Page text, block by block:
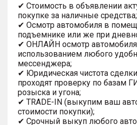
✔ Стоимость в объявлении
покупке за наличные средства;
✔ Осмотр автомобиля в
подъемнике или же при
✔ ОНЛАЙН осмотр
использованием любого
мессенджера;
✔ Юридическая чистота
проходят проверку по базам
розыска и угона;
✔ TRADE-IN (выкупим ваш
стоимости покупки);
✔ Срочный выкуп любого